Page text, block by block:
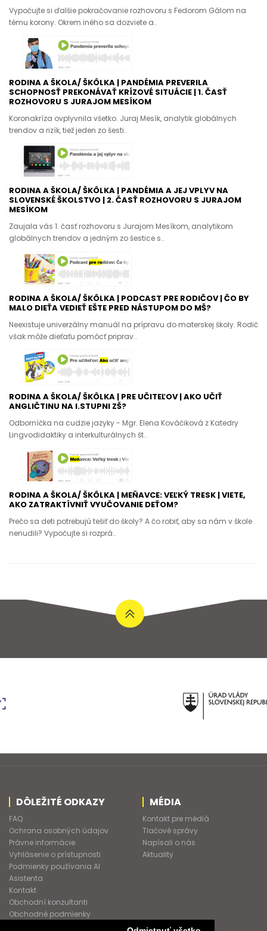
Vypočujte si ďalšie pokračovanie rozhovoru s Fedorom Gálom na
tému korony. Okrem iného sa dozviete a..
RODINA A ŠKOLA/ ŠKÔLKA | PANDÉMIA PREVERILA
SCHOPNOSŤ PREKONÁVAŤ KRÍZOVÉ SITUÁCIE | 1. ČASŤ
ROZHOVORU S JURAJOM MESÍKOM
Koronakríza ovplyvnila všetko. Juraj Mesík, analytik globálnych
trendov a rizík, tiež jeden zo šesti..
RODINA A ŠKOLA/ ŠKÔLKA | PANDÉMIA A JEJ VPLYV NA
SLOVENSKÉ ŠKOLSTVO | 2. ČASŤ ROZHOVORU S JURAJOM
MESÍKOM
Zaujala vás 1. časť rozhovoru s Jurajom Mesíkom, analytikom
globálnych trendov a jedným zo šestice s..
RODINA A ŠKOLA/ ŠKÔLKA | PODCAST PRE RODIČOV | ČO BY
MALO DIEŤA VEDIEŤ EŠTE PRED NÁSTUPOM DO MŠ?
Neexistuje univerzálny manuál na prípravu do materskej školy. Rodič
však môže dieťaťu pomôcť priprav..
RODINA A ŠKOLA/ ŠKÔLKA | PRE UČITEĽOV | AKO UČIŤ
ANGLIČTINU NA I.STUPNI ZŠ?
Odborníčka na cudzie jazyky - Mgr. Elena Kováčiková z Katedry
Lingvodidaktiky a interkulturálnych št..
RODINA A ŠKOLA/ ŠKÔLKA | MEŇAVCE: VEĽKÝ TRESK | VIETE,
AKO ZATRAKTÍVNIŤ VYUČOVANIE DEŤOM?
Prečo sa deti potrebujú tešiť do školy? A čo robiť, aby sa nám v škole
nenudili? Vypočujte si rozprá..
DÔLEŽITÉ ODKAZY
FAQ
Ochrana osobných údajov
Právne informácie
Vyhlásenie o prístupnosti
Podmienky používania AI
Asistenta
Kontakt
Obchodní konzultanti
Obchodné podmienky
MÉDIA
Kontakt pre médiá
Tlačové správy
Napísali o nás
Aktuality